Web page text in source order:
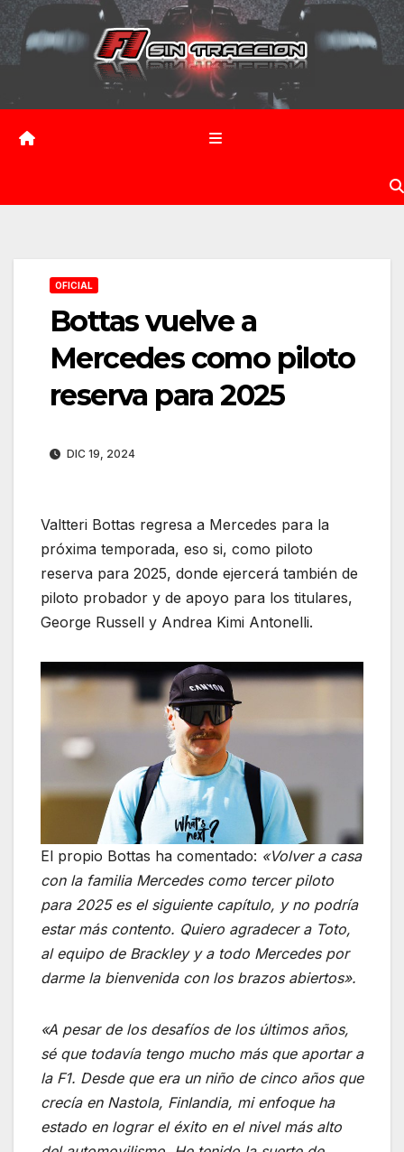
Saltar
contenido
OFICIAL
Bottas vuelve a
Mercedes como piloto
reserva para 2025
DIC 19, 2024
Valtteri Bottas regresa a Mercedes para la
próxima temporada, eso si, como piloto
reserva para 2025, donde ejercerá también de
piloto probador y de apoyo para los titulares,
George Russell y Andrea Kimi Antonelli.
El propio Bottas ha comentado: «Volver a casa
con la familia Mercedes como tercer piloto
para 2025 es el siguiente capítulo, y no podría
estar más contento. Quiero agradecer a Toto,
al equipo de Brackley y a todo Mercedes por
darme la bienvenida con los brazos abiertos».
«A pesar de los desafíos de los últimos años,
sé que todavía tengo mucho más que aportar a
la F1. Desde que era un niño de cinco años que
crecía en Nastola, Finlandia, mi enfoque ha
estado en lograr el éxito en el nivel más alto